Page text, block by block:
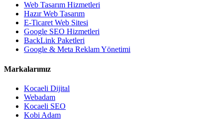
Web Tasarım Hizmetleri
Hazır Web Tasarım
E-Ticaret Web Sitesi
Google SEO Hizmetleri
BackLink Paketleri
Google & Meta Reklam Yönetimi
Markalarımız
Kocaeli Dijital
Webadam
Kocaeli SEO
Kobi Adam